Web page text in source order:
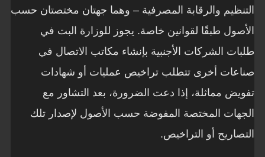
التنظيم والرقابة المصرفية – وهما جهتان مختصتان حسب
الأصول طبقًا لقوانين خاصة. يجوز للوزارة البت في
طلبات الشركات الأجنبية بإنشاء مكاتب الاتصال في
صناعات أخرى تتطلب تراخيص عمليات أو شهادات
تفويض مماثلة، إذا دعت الضرورة، بعد التشاور مع
الجهات المختصة المفوضة حسب الأصول لإصدار تلك
التصاريح أو التراخيص.